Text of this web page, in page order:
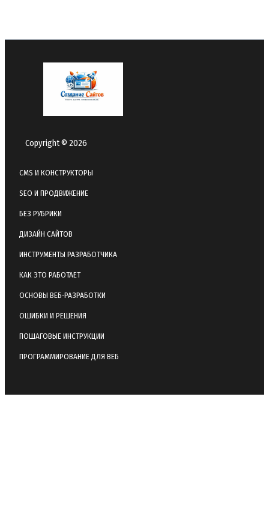
Copyright © 2026
CMS И КОНСТРУКТОРЫ
SEO И ПРОДВИЖЕНИЕ
БЕЗ РУБРИКИ
ДИЗАЙН САЙТОВ
ИНСТРУМЕНТЫ РАЗРАБОТЧИКА
КАК ЭТО РАБОТАЕТ
ОСНОВЫ ВЕБ‑РАЗРАБОТКИ
ОШИБКИ И РЕШЕНИЯ
ПОШАГОВЫЕ ИНСТРУКЦИИ
ПРОГРАММИРОВАНИЕ ДЛЯ ВЕБ